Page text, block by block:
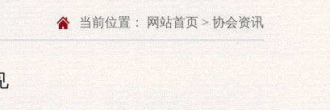
当前位置： 网站首页 > 协会资讯